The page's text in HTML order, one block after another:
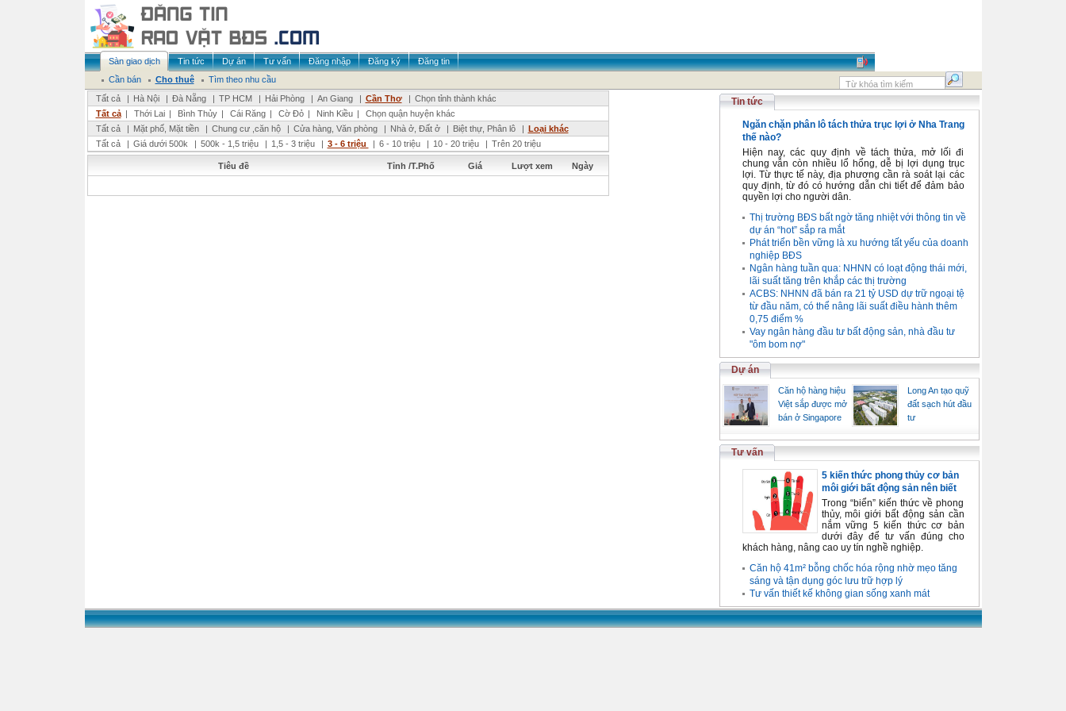
Sàn giao dịch Tin tức Dự án Tư vấn Đăng nhập Đăng ký
Đăng tin
Cần bán
Cho thuê
Tìm theo nhu cầu
Tất cả
| Hà Nội | Đà Nẵng | TP HCM | Hải Phòng | An Giang | Cần Thơ | Chọn tỉnh thành khác
Tất cả | Thới Lai | Bình Thủy | Cái Răng | Cờ Đỏ | Ninh Kiều |
Chọn quận huyện khác
Tất cả
| Mặt phố, Mặt tiền | Chung cư ,căn hộ | Cửa hàng, Văn phòng | Nhà ở, Đất ở | Biệt thự, Phân lô | Loại khác
Tất cả
| Giá dưới 500k | 500k - 1,5 triệu | 1,5 - 3 triệu | 3 - 6 triệu | 6 - 10 triệu | 10 - 20 triệu | Trên 20 triệu
Tiêu đề Tỉnh /T.Phố Giá Lượt xem Ngày
Tin tức
Ngăn chặn phân lô tách thửa trục lợi ở Nha Trang
thế nào?
Hiện nay, các quy định về tách thửa, mở lối đi
chung vẫn còn nhiều lổ hổng, dễ bị lợi dụng trục
lợi. Từ thực tế này, địa phương cần rà soát lại các
quy định, từ đó có hướng dẫn chi tiết để đảm bảo
quyền lợi cho người dân.
Thị trường BĐS bất ngờ tăng nhiệt với thông tin về
dự án “hot” sắp ra mắt
Phát triển bền vững là xu hướng tất yếu của doanh
nghiệp BĐS
Ngân hàng tuần qua: NHNN có loạt động thái mới,
lãi suất tăng trên khắp các thị trường
ACBS: NHNN đã bán ra 21 tỷ USD dự trữ ngoại tệ
từ đầu năm, có thể nâng lãi suất điều hành thêm
0,75 điểm %
Vay ngân hàng đầu tư bất động sản, nhà đầu tư
"ôm bom nợ"
Dự án
Căn hộ hàng hiệu
Việt sắp được mở
bán ở Singapore
Long An tạo quỹ
đất sạch hút đầu
tư
Tư vấn
5 kiến thức phong thủy cơ bản
môi giới bất động sản nên biết
Trong “biển” kiến thức về phong
thủy, môi giới bất động sản cần
nắm vững 5 kiến thức cơ bản
dưới đây để tư vấn đúng cho
khách hàng, nâng cao uy tín nghề nghiệp.
Căn hộ 41m² bỗng chốc hóa rộng nhờ mẹo tăng
sáng và tận dụng góc lưu trữ hợp lý
Tư vấn thiết kế không gian sống xanh mát